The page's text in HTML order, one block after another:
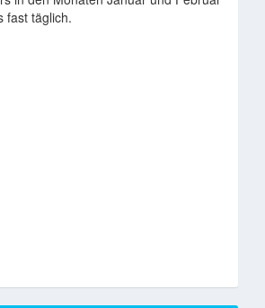
fast täglich.